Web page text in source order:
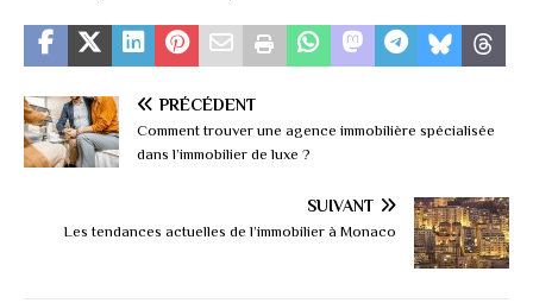
PRÉCÉDENT
Comment trouver une agence immobilière spécialisée
dans l’immobilier de luxe ?
SUIVANT
Les tendances actuelles de l’immobilier à Monaco